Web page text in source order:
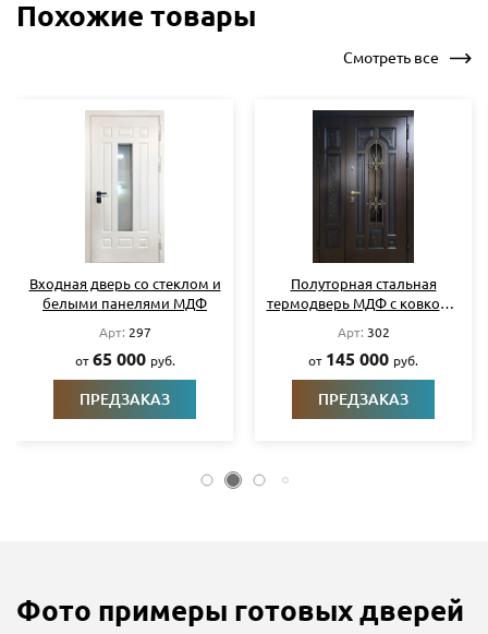
Похожие товары
Смотреть все
Полуторная стальная
термодверь МДФ с ковкой и
Арт: 302
от145 000руб.
ПРЕДЗАКАЗ
Входная термодверь с
синими плитами МДФ и
Арт: 305
от75 000руб.
ПРЕДЗАКАЗ
Фото примеры готовых дверей